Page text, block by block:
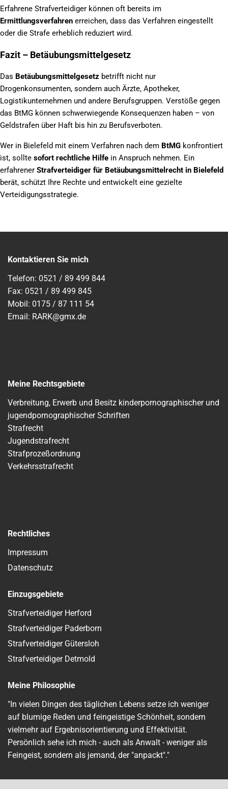
Erfahrene Strafverteidiger können oft bereits im
Ermittlungsverfahren erreichen, dass das Verfahren eingestellt
oder die Strafe erheblich reduziert wird.
Fazit – Betäubungsmittelgesetz
Das Betäubungsmittelgesetz betrifft nicht nur
Drogenkonsumenten, sondern auch Ärzte, Apotheker,
Logistikunternehmen und andere Berufsgruppen. Verstöße gegen
das BtMG können schwerwiegende Konsequenzen haben – von
Geldstrafen über Haft bis hin zu Berufsverboten.
Wer in Bielefeld mit einem Verfahren nach dem BtMG konfrontiert
ist, sollte sofort rechtliche Hilfe in Anspruch nehmen. Ein
erfahrener Strafverteidiger für Betäubungsmittelrecht in Bielefeld
berät, schützt Ihre Rechte und entwickelt eine gezielte
Verteidigungsstrategie.
Kontaktieren Sie mich
Telefon: 0521 / 89 499 844
Fax: 0521 / 89 499 845
Mobil: 0175 / 87 111 54
Email: RARK@gmx.de
Meine Rechtsgebiete
Verbreitung, Erwerb und Besitz kinderpornographischer und
jugendpornographischer Schriften
Strafrecht
Jugendstrafrecht
Strafprozeßordnung
Verkehrsstrafrecht
Rechtliches
Impressum
Datenschutz
Einzugsgebiete
Strafverteidiger Herford
Strafverteidiger Paderborn
Strafverteidiger Gütersloh
Strafverteidiger Detmold
Meine Philosophie
"In vielen Dingen des täglichen Lebens setze ich weniger
auf blumige Reden und feingeistige Schönheit, sondern
vielmehr auf Ergebnisorientierung und Effektivität.
Persönlich sehe ich mich - auch als Anwalt - weniger als
Feingeist, sondern als jemand, der "anpackt"."